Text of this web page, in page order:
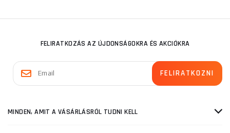
FELIRATKOZÁS AZ ÚJDONSÁGOKRA ÉS AKCIÓKRA
MINDEN, AMIT A VÁSÁRLÁSRÓL TUDNI KELL